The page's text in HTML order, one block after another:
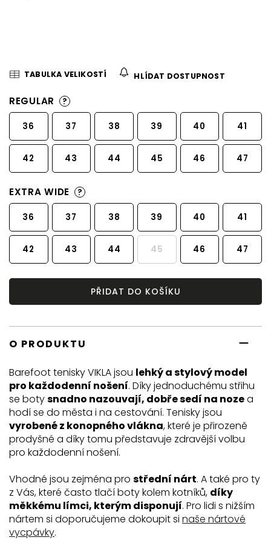
TABULKA VELIKOSTÍ HLÍDAT DOSTUPNOST
REGULAR ?
36 37 38 39 40 41
42 43 44 45 46 47
EXTRA WIDE ?
36 37 38 39 40 41
42 43 44 45 46 47
PŘIDAT DO KOŠÍKU
O PRODUKTU
Barefoot tenisky VIKLA jsou lehký a stylový model
pro každodenní nošení. Díky jednoduchému střihu
se botysnadno nazouvají, dobře sedí na nozea
hodí se do města i na cestování. Tenisky jsou
vyrobené z konopného vlákna, které je přirozeně
prodyšné a díky tomu představuje zdravější volbu
pro každodenní nošení.
Vhodné jsou zejména pro střední nárt. A také pro ty
z Vás, které často tlačí boty kolem kotníků, díky
měkkému límci, kterým disponují. Pro lidi s nižším
nártem si doporučujeme dokoupit si naše nártové
vycpávky.